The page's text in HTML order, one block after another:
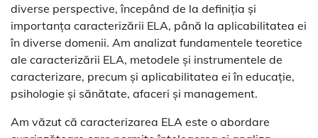
diverse perspective, începând de la definiția și
importanța caracterizării ELA, până la aplicabilitatea ei
în diverse domenii. Am analizat fundamentele teoretice
ale caracterizării ELA, metodele și instrumentele de
caracterizare, precum și aplicabilitatea ei în educație,
psihologie și sănătate, afaceri și management.
Am văzut că caracterizarea ELA este o abordare